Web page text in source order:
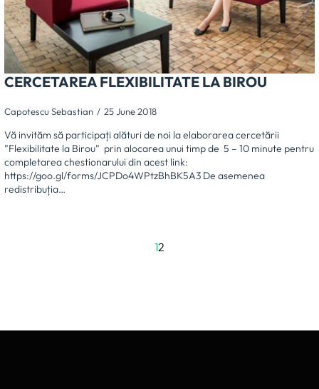
CERCETAREA FLEXIBILITATE LA BIROU
Capotescu Sebastian 25 June 2018
Vă invităm să participați alături de noi la elaborarea cercetării
”Flexibilitate la Birou” prin alocarea unui timp de 5 – 10 minute pentru
completarea chestionarului din acest link:
https://goo.gl/forms/JCPDo4WPtzBhBK5A3 De asemenea
redistribuția…
12